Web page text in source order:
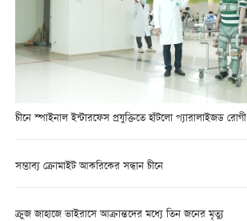
চীনে স্পাইনাল ইন্টারফেস প্রযুক্তিতে হাঁটলো প্যারালাইজড রোগী
সম্ভাব্য ক্রোমাইট আকরিকের সন্ধান চীনে
ক্রুজ জাহাজে ভাইরাসে আক্রান্তদের মধ্যে তিন জনের মৃত্যু